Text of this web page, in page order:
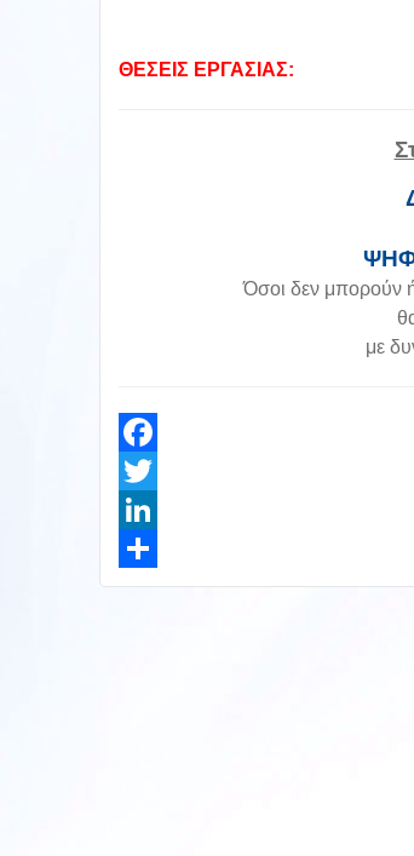
ΘΕΣΕΙΣ ΕΡΓΑΣΙΑΣ:
Όσοι δεν μπορούν
με
Facebook
Twitter
LinkedIn
Share